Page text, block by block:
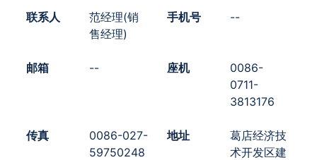
联系人
范经理(销
售经理)
手机号 --
邮箱 -- 座机
0086-
0711-
3813176
传真
0086-027-
59750248
地址
葛店经济技
术开发区建